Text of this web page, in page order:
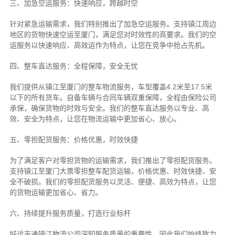
三、加急空运服务：快速响应，跨越时空
针对紧急运输需求，我们特别推出了加急空运服务。支持镇江周边
地区的货物快速空运至厦门，满足您对时效性的高要求。我们的空
运服务以快速响应、高效运作为特点，让您在竞争中抢占先机。
四、整车直达服务：全程保障，安全无忧
我们提供从镇江至厦门的整车物流服务，车型覆盖4.2米至17.5米
以下的所有货车。自备车辆与合同车辆双重保障，全程由保险公司
承保，确保货物的时效与安全。我们的整车直达服务以专业、高
效、安全为特点，让您在物流运输中更加省心、放心。
五、零担配货服务：价格优惠，时效快捷
为了满足客户对零担货物的运输需求，我们推出了零担配货服务。
支持镇江至厦门大票零担整车配货运输，价格优惠、时效快捷、安
全不破损。我们的零担配货服务以灵活、便捷、高效为特点，让您
的货物运输更加省心、省力。
六、持续提升服务质量，打造行业标杆